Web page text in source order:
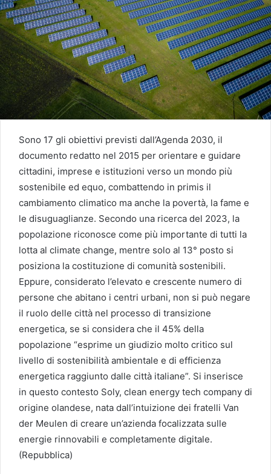
Sono 17 gli obiettivi previsti dall’Agenda 2030, il
documento redatto nel 2015 per orientare e guidare
cittadini, imprese e istituzioni verso un mondo più
sostenibile ed equo, combattendo in primis il
cambiamento climatico ma anche la povertà, la fame e
le disuguaglianze. Secondo una ricerca del 2023, la
popolazione riconosce come più importante di tutti la
lotta al climate change, mentre solo al 13° posto si
posiziona la costituzione di comunità sostenibili.
Eppure, considerato l’elevato e crescente numero di
persone che abitano i centri urbani, non si può negare
il ruolo delle città nel processo di transizione
energetica, se si considera che il 45% della
popolazione “esprime un giudizio molto critico sul
livello di sostenibilità ambientale e di efficienza
energetica raggiunto dalle città italiane”. Si inserisce
in questo contesto Soly, clean energy tech company di
origine olandese, nata dall’intuizione dei fratelli Van
der Meulen di creare un’azienda focalizzata sulle
energie rinnovabili e completamente digitale.
(Repubblica)